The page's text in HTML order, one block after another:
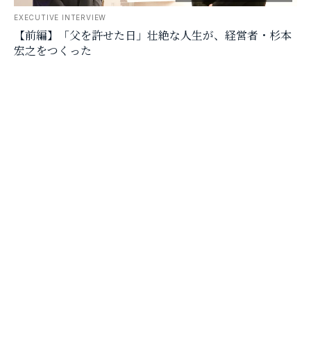
EXECUTIVE INTERVIEW
【前編】「父を許せた日」壮絶な人生が、経営者・杉本
宏之をつくった